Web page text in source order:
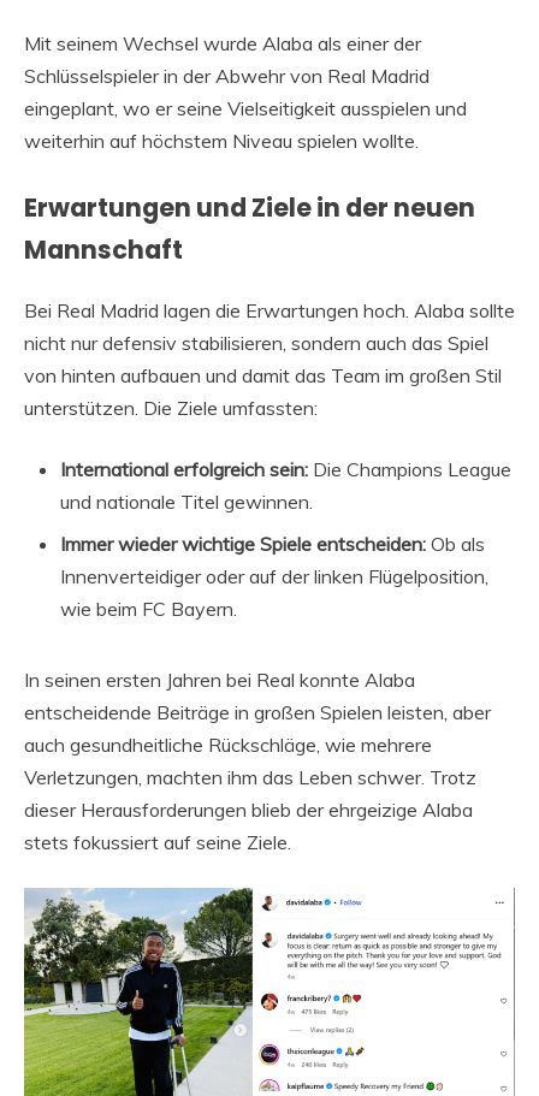
Mit seinem Wechsel wurde Alaba als einer der
Schlüsselspieler in der Abwehr von Real Madrid
eingeplant, wo er seine Vielseitigkeit ausspielen und
weiterhin auf höchstem Niveau spielen wollte.
Erwartungen und Ziele in der neuen
Mannschaft
Bei Real Madrid lagen die Erwartungen hoch. Alaba sollte
nicht nur defensiv stabilisieren, sondern auch das Spiel
von hinten aufbauen und damit das Team im großen Stil
unterstützen. Die Ziele umfassten:
International erfolgreich sein: Die Champions League
und nationale Titel gewinnen.
Immer wieder wichtige Spiele entscheiden: Ob als
Innenverteidiger oder auf der linken Flügelposition,
wie beim FC Bayern.
In seinen ersten Jahren bei Real konnte Alaba
entscheidende Beiträge in großen Spielen leisten, aber
auch gesundheitliche Rückschläge, wie mehrere
Verletzungen, machten ihm das Leben schwer. Trotz
dieser Herausforderungen blieb der ehrgeizige Alaba
stets fokussiert auf seine Ziele.